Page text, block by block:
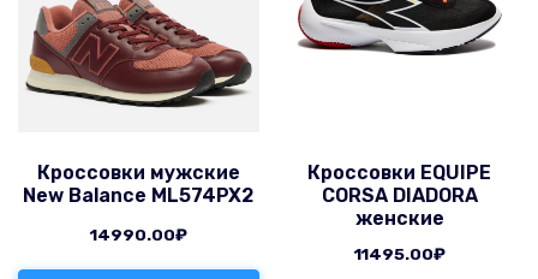
Кроссовки мужские
New Balance ML574PX2
14990.00₽
Кроссовки EQUIPE
CORSA DIADORA
женские
11495.00₽